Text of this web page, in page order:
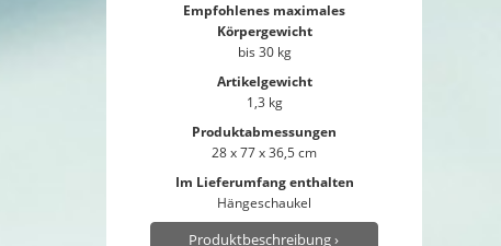
Empfohlenes maximales
Körpergewicht
bis 30 kg
Artikelgewicht
1,3 kg
Produktabmessungen
28 x 77 x 36,5 cm
Im Lieferumfang enthalten
Hängeschaukel
Produktbeschreibung ›